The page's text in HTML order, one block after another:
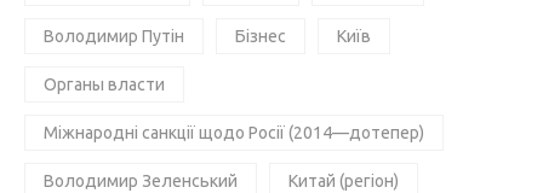
Володимир Путін Бізнес Київ
Органы власти
Міжнародні санкції щодо Росії (2014—дотепер)
Володимир Зеленський Китай (регіон)